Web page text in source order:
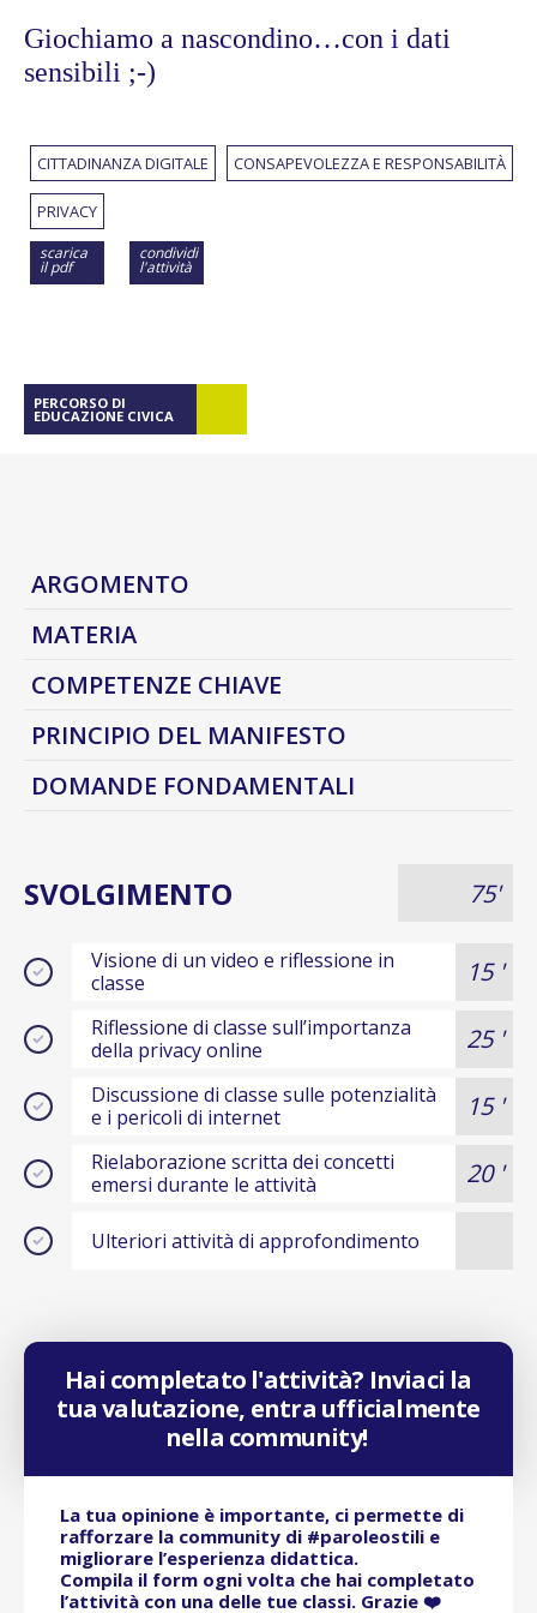
Giochiamo a nascondino…con i dati
sensibili ;-)
CITTADINANZA DIGITALE CONSAPEVOLEZZA E RESPONSABILITÀ
PRIVACY
scarica
il pdf
condividi
l'attività
PERCORSO DI
EDUCAZIONE CIVICA
ARGOMENTO
MATERIA
COMPETENZE CHIAVE
PRINCIPIO DEL MANIFESTO
DOMANDE FONDAMENTALI
SVOLGIMENTO 75'
Visione di un video e riflessione in
classe
Riflessione di classe sull’importanza
della privacy online
Discussione di classe sulle potenzialità
e i pericoli di internet
Rielaborazione scritta dei concetti
emersi durante le attività
Ulteriori attività di approfondimento
Hai completato l'attività? Inviaci la
tua valutazione, entra ufficialmente
nella community!
La tua opinione è importante, ci permette di
rafforzare la community di #paroleostili e
migliorare l’esperienza didattica.
Compila il form ogni volta che hai completato
l’attività con una delle tue classi. Grazie ❤️